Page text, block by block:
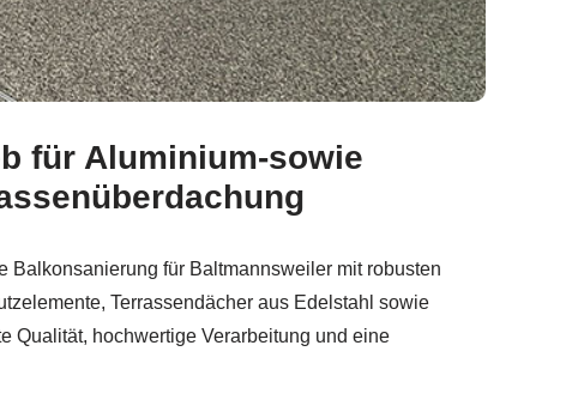
Aluminium Geländerbau, Sichtschutz.
für Aluminium-sowie
für Baltmannsweiler mit robusten
Terrassendächer aus Edelstahl sowie
Qualität, hochwertige Verarbeitung und eine